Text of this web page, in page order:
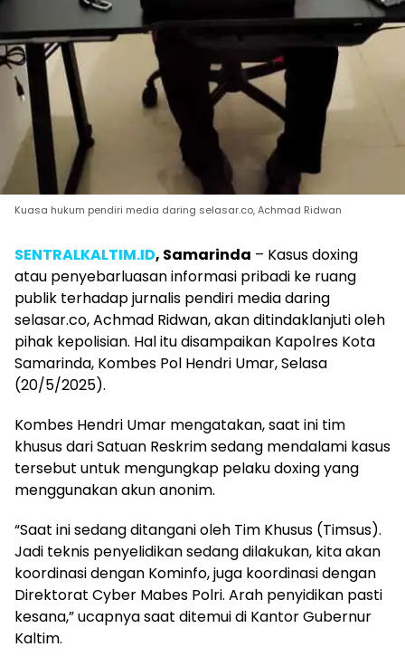
Kuasa hukum pendiri media daring selasar.co, Achmad Ridwan
SENTRALKALTIM.ID, Samarinda – Kasus doxing
atau penyebarluasan informasi pribadi ke ruang
publik terhadap jurnalis pendiri media daring
selasar.co, Achmad Ridwan, akan ditindaklanjuti oleh
pihak kepolisian. Hal itu disampaikan Kapolres Kota
Samarinda, Kombes Pol Hendri Umar, Selasa
(20/5/2025).
Kombes Hendri Umar mengatakan, saat ini tim
khusus dari Satuan Reskrim sedang mendalami kasus
tersebut untuk mengungkap pelaku doxing yang
menggunakan akun anonim.
“Saat ini sedang ditangani oleh Tim Khusus (Timsus).
Jadi teknis penyelidikan sedang dilakukan, kita akan
koordinasi dengan Kominfo, juga koordinasi dengan
Direktorat Cyber Mabes Polri. Arah penyidikan pasti
kesana,” ucapnya saat ditemui di Kantor Gubernur
Kaltim.